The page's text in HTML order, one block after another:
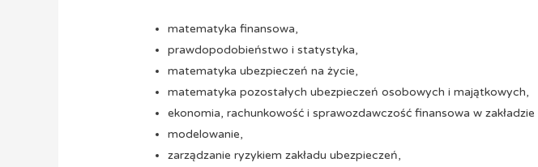
matematyka finansowa,
prawdopodobieństwo i statystyka,
matematyka ubezpieczeń na życie,
matematyka pozostałych ubezpieczeń osobowych i majątkowych,
ekonomia, rachunkowość i sprawozdawczość finansowa w
modelowanie,
zarządzanie ryzykiem zakładu ubezpieczeń,